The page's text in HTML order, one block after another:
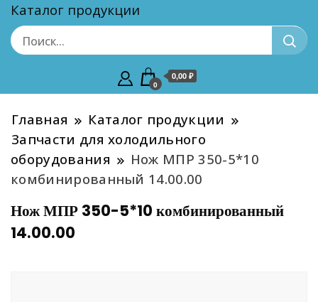
Каталог продукции
0
0,00 ₽
Главная
Каталог продукции
Запчасти для холодильного
оборудования
Нож МПР 350-5*10
комбинированный 14.00.00
Нож МПР 350-5*10 комбинированный
14.00.00